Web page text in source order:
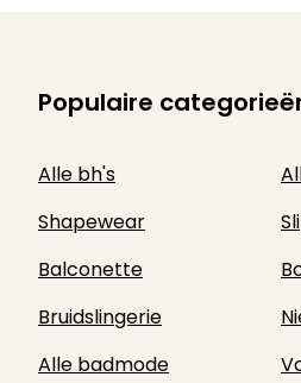
Populaire
Alle bh's
Shapewear
Balconette
Bruidslingerie
Alle badmode